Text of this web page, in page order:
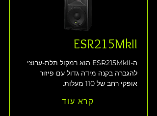
ESR215MkII
ה-ESR215MkII הוא רמקול תלת-ערוצי
להגברה בקנה מידה גדול עם פיזור
אופקי רחב של 110 מעלות.
קרא עוד